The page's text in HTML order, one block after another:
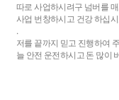
따로 사업하시려구 넘버를
사업 번창하시고 건강 하십
.
저를 끝까지 믿고 진행하여
늘 안전 운전하시고 돈 많이